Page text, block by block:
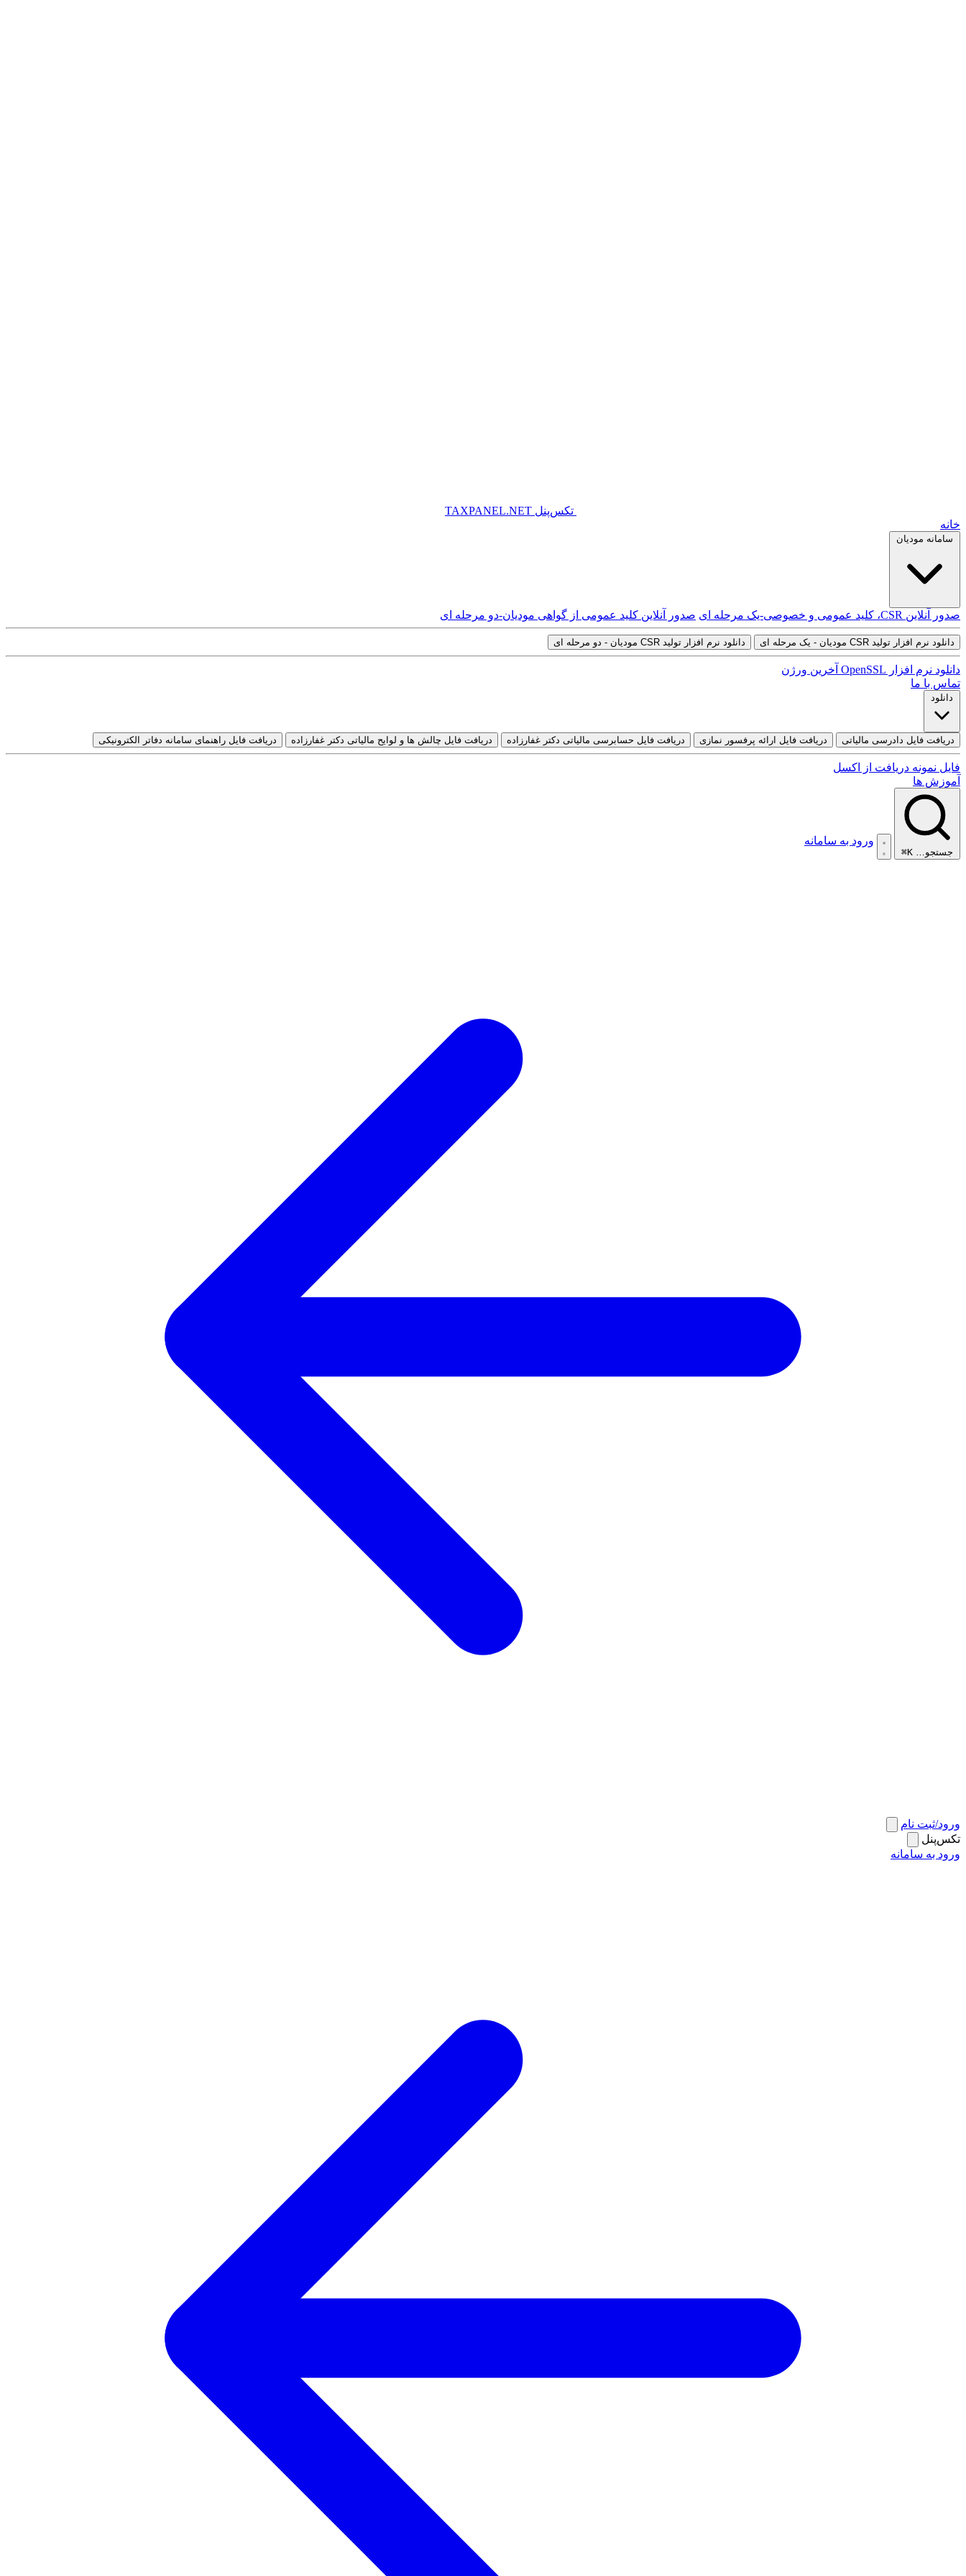
تکس‌پنل TAXPANEL.NET
خانه
سامانه مودیان
صدور آنلاین CSR، کلید عمومی و خصوصی-یک مرحله ای صدور آنلاین کلید عمومی از گواهی مودیان-دو مرحله ای
دانلود نرم افزار تولید CSR مودیان - یک مرحله ای دانلود نرم افزار تولید CSR مودیان - دو مرحله ای
دانلود نرم افزار OpenSSL آخرین ورژن
تماس با ما
دانلود
دریافت فایل دادرسی مالیاتی دریافت فایل ارائه پرفسور نمازی دریافت فایل حسابرسی مالیاتی دکتر غفارزاده دریافت فایل چالش ها و لوایح مالیاتی دکتر غفارزاده دریافت فایل راهنمای سامانه دفاتر الکترونیکی
فایل نمونه دریافت از اکسل
آموزش ها
جستجو… ⌘K
ورود به سامانه
ورود/ثبت نام
تکس‌پنل
ورود به سامانه